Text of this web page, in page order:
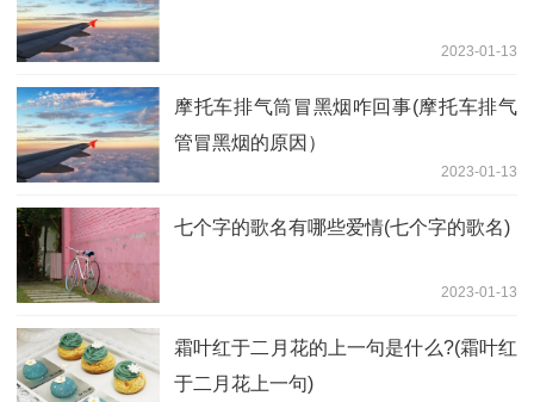
2023-01-13
摩托车排气筒冒黑烟咋回事(摩托车排气
管冒黑烟的原因）
2023-01-13
七个字的歌名有哪些爱情(七个字的歌名)
2023-01-13
霜叶红于二月花的上一句是什么?(霜叶红
于二月花上一句)